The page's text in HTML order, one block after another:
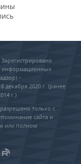
информационных
–
2020 г. (ранее
г.)
только с
сайта и
или полном